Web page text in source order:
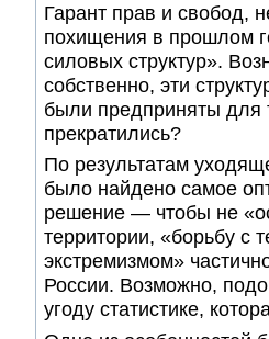
Гарант прав и свобод,
похищения в прошлом
силовых структур».
собственно, эти
были предприняты для
прекратились?
По результатам
было найдено самое
решение — чтобы не
территории, «борьбу с
экстремизмом»
России. Возможно,
угоду статистике,